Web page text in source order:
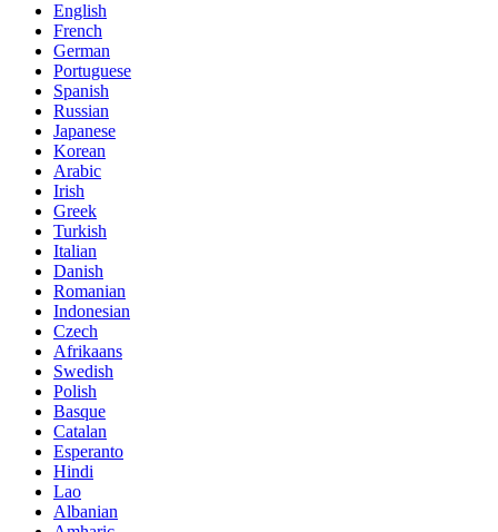
English
French
German
Portuguese
Spanish
Russian
Japanese
Korean
Arabic
Irish
Greek
Turkish
Italian
Danish
Romanian
Indonesian
Czech
Afrikaans
Swedish
Polish
Basque
Catalan
Esperanto
Hindi
Lao
Albanian